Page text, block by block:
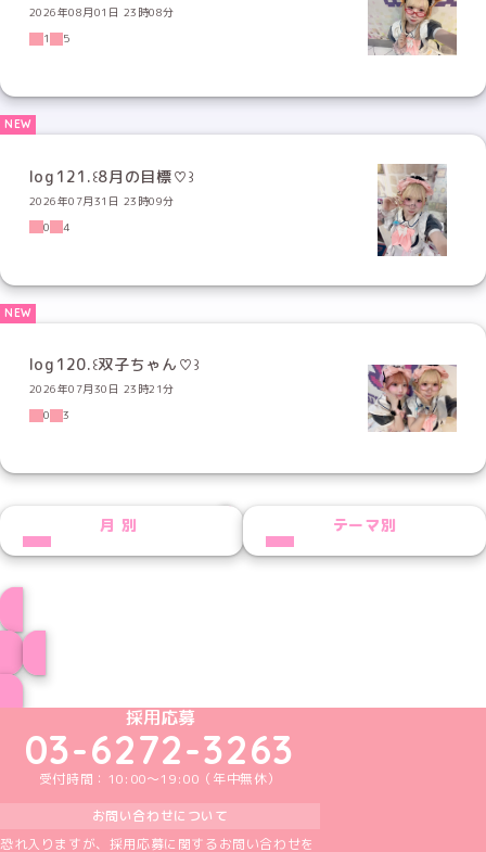
2026年08月01日 23時08分
1
5
log121.꒰8月の目標♡꒱
2026年07月31日 23時09分
0
4
log120.꒰双子ちゃん♡꒱
2026年07月30日 23時21分
0
3
NEXT
月別 テーマ別
めいどりーみんTikTok公式アカウント
めいどりーみんX公式アカウント
めいどりーみんInstagram公式アカウント
めいどりーみんFacebook公式アカウン
めいどりーみんYouTube公式アカ
採用応募
03-6272-3263
受付時間：10:00～19:00（年中無休）
お問い合わせについて
恐れ入りますが、採用応募に関するお問い合わせを